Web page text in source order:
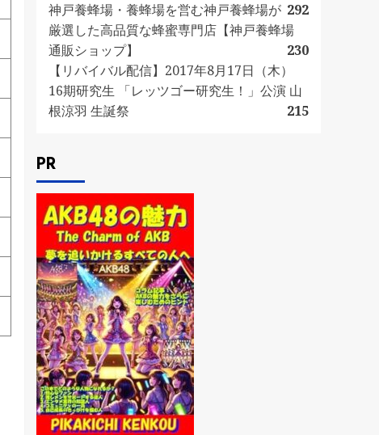
292
神戸養蜂場・養蜂場を営む神戸養蜂場が
厳選した高品質な蜂蜜専門店【神戸養蜂場
通販ショップ】
230
【リバイバル配信】2017年8月17日（木）
16期研究生 「レッツゴー研究生！」公演 山
根涼羽 生誕祭
215
PR